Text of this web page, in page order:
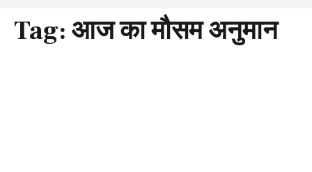
Tag: आज का मौसम अनुमान